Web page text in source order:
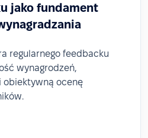
jako fundament
regularnego feedbacku
wynagrodzeń,
ocenę